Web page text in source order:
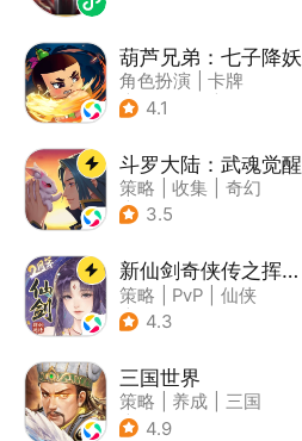
葫芦兄弟：七子降妖
角色扮演
卡牌
| 动漫改编
4.1
斗罗大陆：武魂觉醒
策略 收集
奇幻
| 斗罗大陆
3.5
新仙剑奇侠传之挥剑问情
策略 PvP
仙侠
| 仙剑
4.3
三国世界
策略 养成
三国
| 中国风
4.9